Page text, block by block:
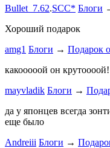
Bullet_7.62.SCC* Блоги
Хороший подарок
amg1 Блоги → Подарок
какооооой он
mayvladik Блоги →
да у японцев всегда
еще было
Andreiii Блоги →